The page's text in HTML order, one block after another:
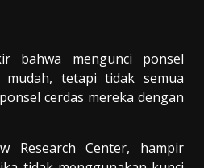
bahwa mengunci ponsel
tetapi tidak semua
cerdas mereka dengan
Research Center, hampir